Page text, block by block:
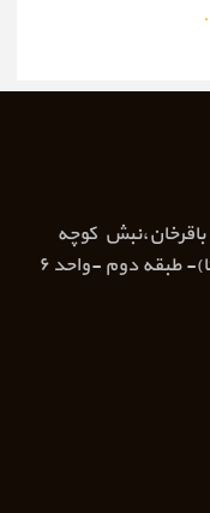
باقرخان،نبش كوچه